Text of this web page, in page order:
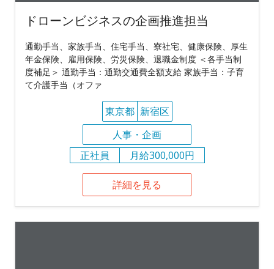
ドローンビジネスの企画推進担当
通勤手当、家族手当、住宅手当、寮社宅、健康保険、厚生
年金保険、雇用保険、労災保険、退職金制度 ＜各手当制
度補足＞ 通勤手当：通勤交通費全額支給 家族手当：子育
て介護手当（オファ
東京都 新宿区
人事・企画
正社員
月給300,000円
詳細を見る